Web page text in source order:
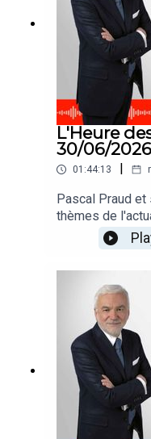
L'Heure
30/06/
01:44:13
Pascal Praud
thèmes de